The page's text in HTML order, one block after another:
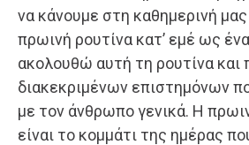
να κάνουμε στη καθημερινή
πρωινή ρουτίνα κατ’ εμέ ως
ακολουθώ αυτή τη ρουτίνα και
διακεκριμένων επιστημόνων
με τον άνθρωπο γενικά. Η
είναι το κομμάτι της ημέρας